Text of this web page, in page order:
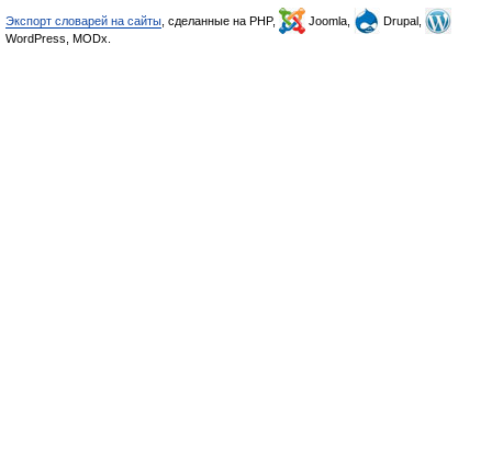
Экспорт словарей на сайты , сделанные на PHP, Joomla,
Drupal,
WordPress, MODx.